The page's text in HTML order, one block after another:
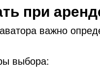
при
важно
выбора: